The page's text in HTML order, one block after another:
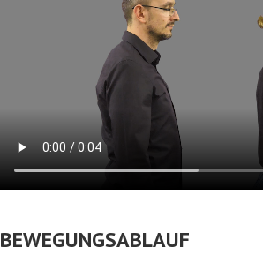
BEWEGUNGSABLAUF